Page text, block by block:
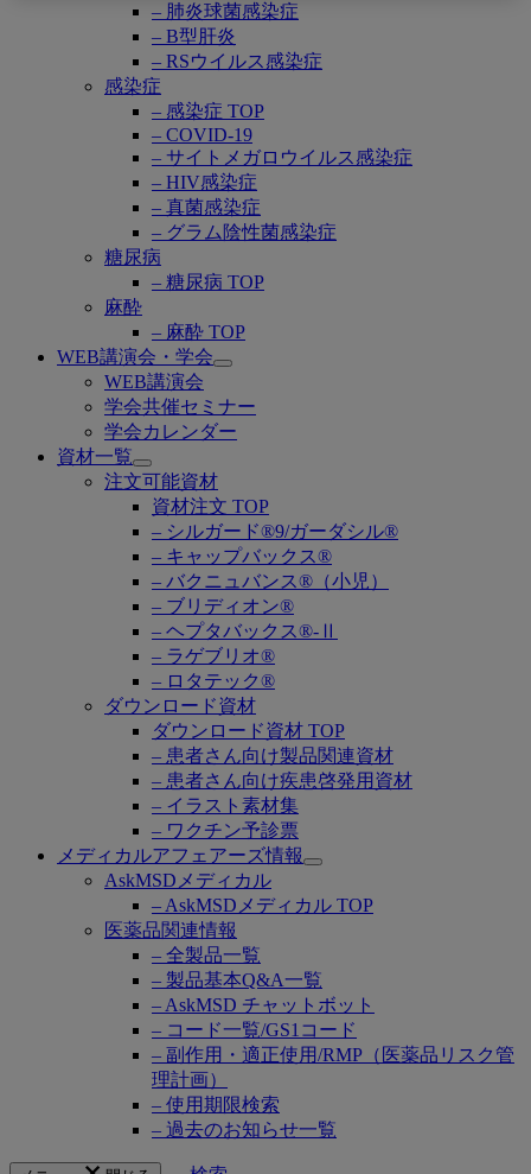
– 肺炎球菌感染症
– B型肝炎
– RSウイルス感染症
感染症
– 感染症 TOP
– COVID-19
– サイトメガロウイルス感染症
– HIV感染症
– 真菌感染症
– グラム陰性菌感染症
糖尿病
– 糖尿病 TOP
麻酔
– 麻酔 TOP
WEB講演会・学会
Open
WEB講演会
学会共催セミナー
学会カレンダー
資材一覧
Open
submenu
注文可能資材
資材注文 TOP
– シルガード®9/ガーダシル®
– キャップバックス®
– バクニュバンス®（小児）
– ブリディオン®
– ヘプタバックス®-Ⅱ
– ラゲブリオ®
– ロタテック®
ダウンロード資材
ダウンロード資材 TOP
– 患者さん向け製品関連資材
– 患者さん向け疾患啓発用資材
– イラスト素材集
– ワクチン予診票
メディカルアフェアーズ情報
Open
AskMSDメディカル
– AskMSDメディカル TOP
医薬品関連情報
– 全製品一覧
– 製品基本Q&A一覧
– AskMSD チャットボット
– コード一覧/GS1コード
– 副作用・適正使用/RMP（医薬品リスク管
理計画）
– 使用期限検索
– 過去のお知らせ一覧